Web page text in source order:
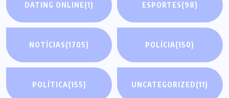
DATING ONLINE(1) ESPORTES(98)
NOTÍCIAS(1705) POLÍCIA(150)
POLÍTICA(155) UNCATEGORIZED(11)